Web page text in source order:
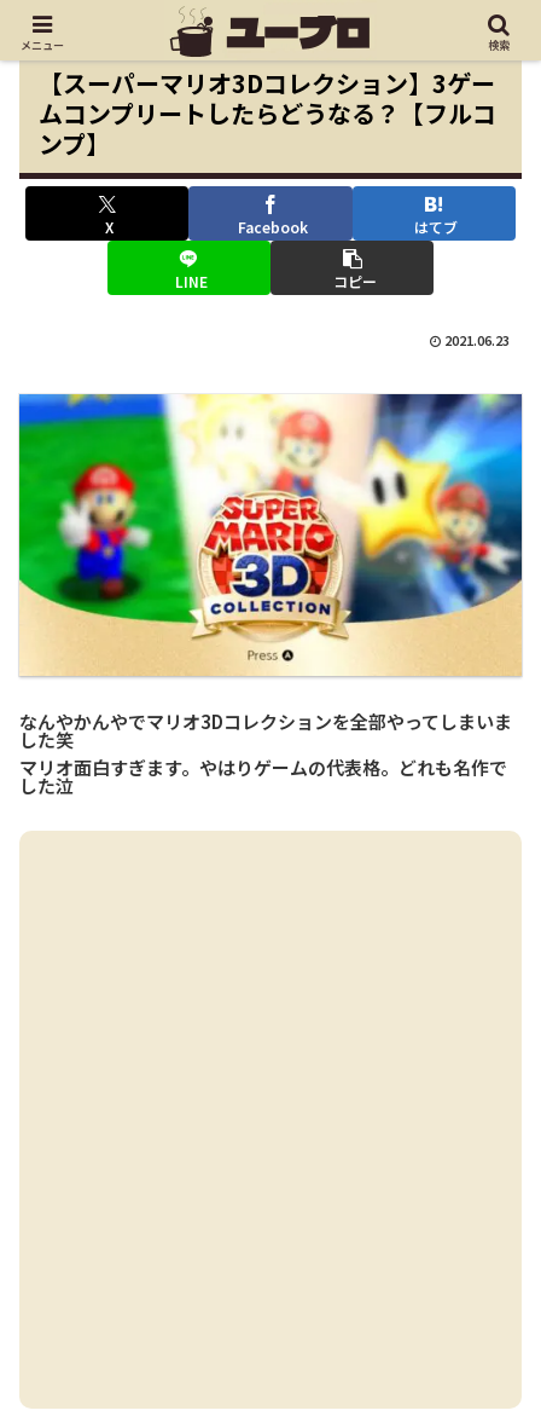
【スーパーマリオ3Dコレクション】3ゲー
ムコンプリートしたらどうなる？【フルコ
ンプ】
X Facebook はてブ
LINE コピー
2021.06.23
なんやかんやでマリオ3Dコレクションを全部やってしまいま
した笑
マリオ面白すぎます。やはりゲームの代表格。どれも名作で
した泣
メニュー 検索